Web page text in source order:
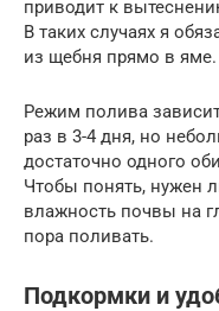
приводит к
В таких случаях я
из щебня прямо в яме.
Режим полива
раз в 3-4 дня, но
достаточно одного
Чтобы понять, нужен
влажность почвы на
пора поливать.
Подкормки и